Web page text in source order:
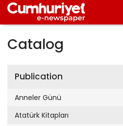
Catalog
Publication
Anneler Günü
Atatürk Kitapları